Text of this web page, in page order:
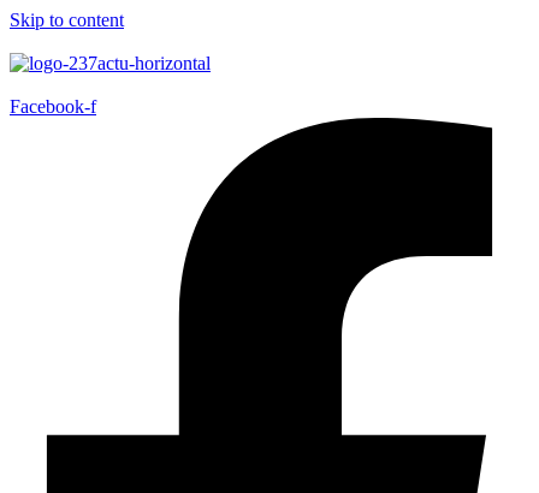
Skip to content
Facebook-f